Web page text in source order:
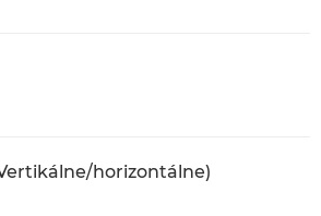
horizontálne)